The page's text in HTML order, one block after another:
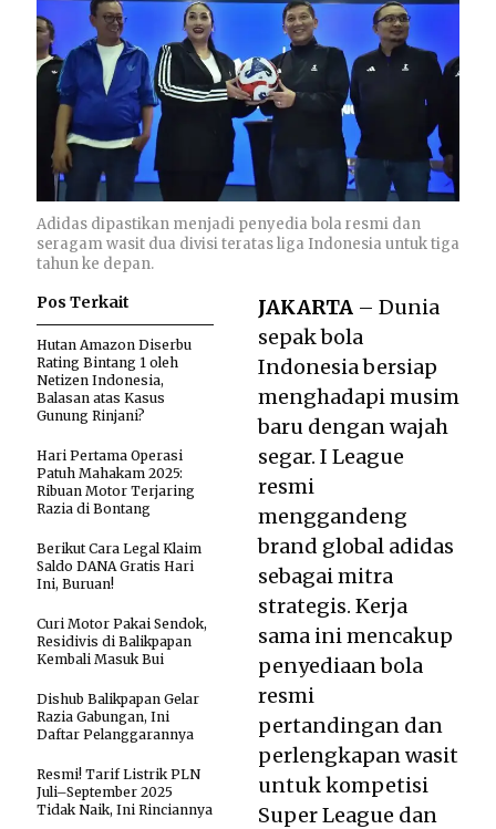
Adidas dipastikan menjadi penyedia bola resmi dan
seragam wasit dua divisi teratas liga Indonesia untuk tiga
tahun ke depan.
JAKARTA – Dunia
sepak bola
Indonesia bersiap
menghadapi musim
baru dengan wajah
segar. I League
resmi
menggandeng
brand global adidas
sebagai mitra
strategis. Kerja
sama ini mencakup
penyediaan bola
resmi
pertandingan dan
perlengkapan wasit
untuk kompetisi
Super League dan
Pos Terkait
Hutan Amazon Diserbu
Rating Bintang 1 oleh
Netizen Indonesia,
Balasan atas Kasus
Gunung Rinjani?
Hari Pertama Operasi
Patuh Mahakam 2025:
Ribuan Motor Terjaring
Razia di Bontang
Berikut Cara Legal Klaim
Saldo DANA Gratis Hari
Ini, Buruan!
Curi Motor Pakai Sendok,
Residivis di Balikpapan
Kembali Masuk Bui
Dishub Balikpapan Gelar
Razia Gabungan, Ini
Daftar Pelanggarannya
Resmi! Tarif Listrik PLN
Juli–September 2025
Tidak Naik, Ini Rinciannya